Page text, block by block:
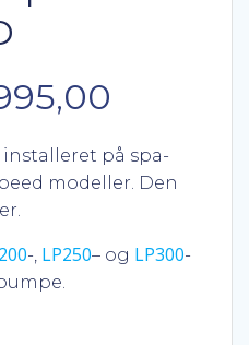
er:
på spa-
modeller. Den
-, LP250– og LP300-